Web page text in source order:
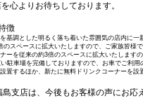
心よりお待ちしております。
徴
基調とした明るく落ち着いた雰囲気の店内に一
のスペースに拡大いたしますので、ご家族皆様
ーを従来の約3倍のスペースに拡大いたします
駐車場を完備しておりますので、お車でご利
置するほか、新たに無料ドリンクコーナーを
支店は、今後もお客様の声にお応